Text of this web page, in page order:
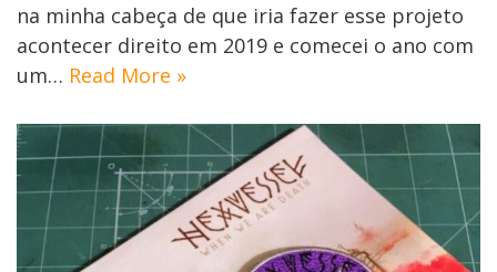
na minha cabeça de que iria fazer esse projeto
acontecer direito em 2019 e comecei o ano com
um… Read More »